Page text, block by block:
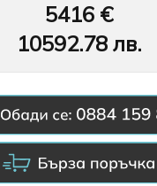
5416 €
10592.78лв.